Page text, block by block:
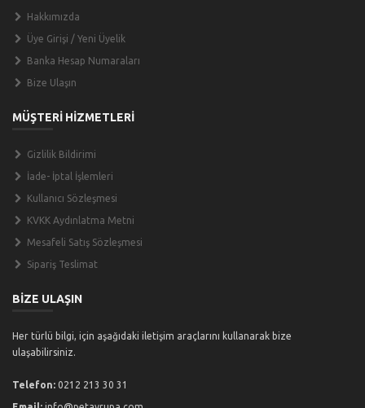
Hakkımızda
Üye Girişi / Yeni Üyelik
Banka Hesap Numaraları
Bize Ulaşın
MÜŞTERİ HİZMETLERİ
Gizlilik Bildirimi
İade- İptal İşlemleri
Kullanıcı Sözleşmesi
KVKK Aydınlatma Metni
Mesafeli Satış Sözleşmesi
Sipariş Teslimat
BİZE ULAŞIN
Her türlü bilgi, için aşağıdaki iletişim araçlarını kullanarak bize
ulaşabilirsiniz.
Telefon: 0212 213 30 31